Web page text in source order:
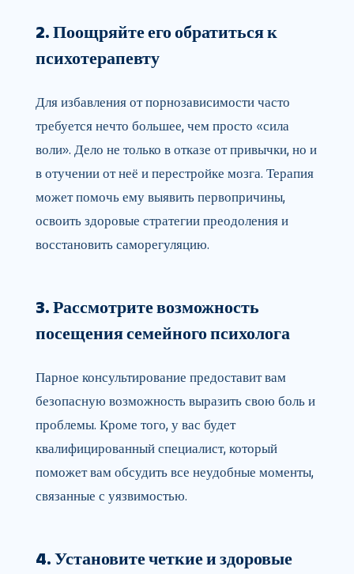
2. Поощряйте его обратиться к
психотерапевту
Для избавления от порнозависимости часто
требуется нечто большее, чем просто «сила
воли». Дело не только в отказе от привычки, но и
в отучении от неё и перестройке мозга. Терапия
может помочь ему выявить первопричины,
освоить здоровые стратегии преодоления и
восстановить саморегуляцию.
3. Рассмотрите возможность
посещения семейного психолога
Парное консультирование предоставит вам
безопасную возможность выразить свою боль и
проблемы. Кроме того, у вас будет
квалифицированный специалист, который
поможет вам обсудить все неудобные моменты,
связанные с уязвимостью.
4. Установите четкие и здоровые